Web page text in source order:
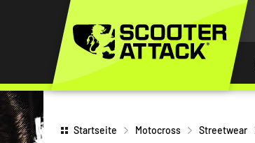
Startseite Motocross Streetwear